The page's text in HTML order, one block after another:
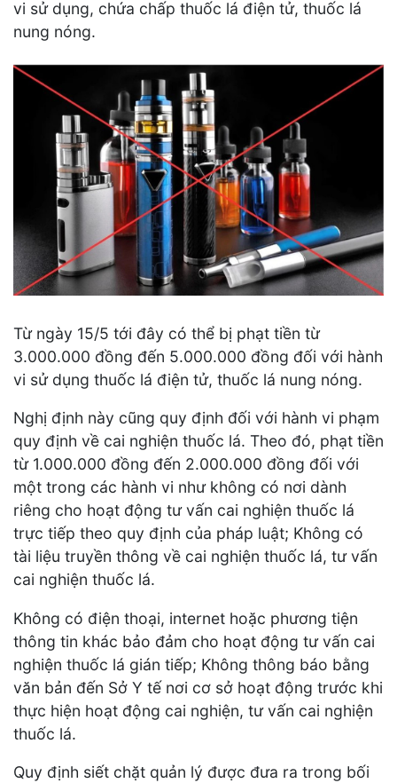
vi sử dụng, chứa chấp thuốc lá điện tử, thuốc lá
nung nóng.
Từ ngày 15/5 tới đây có thể bị phạt tiền từ
3.000.000 đồng đến 5.000.000 đồng đối với hành
vi sử dụng thuốc lá điện tử, thuốc lá nung nóng.
Nghị định này cũng quy định đối với hành vi phạm
quy định về cai nghiện thuốc lá. Theo đó, phạt tiền
từ 1.000.000 đồng đến 2.000.000 đồng đối với
một trong các hành vi như không có nơi dành
riêng cho hoạt động tư vấn cai nghiện thuốc lá
trực tiếp theo quy định của pháp luật; Không có
tài liệu truyền thông về cai nghiện thuốc lá, tư vấn
cai nghiện thuốc lá.
Không có điện thoại, internet hoặc phương tiện
thông tin khác bảo đảm cho hoạt động tư vấn cai
nghiện thuốc lá gián tiếp; Không thông báo bằng
văn bản đến Sở Y tế nơi cơ sở hoạt động trước khi
thực hiện hoạt động cai nghiện, tư vấn cai nghiện
thuốc lá.
Quy định siết chặt quản lý được đưa ra trong bối